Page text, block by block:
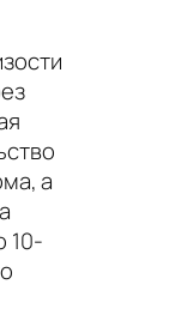
а
10-